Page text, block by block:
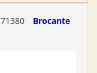
71380
Brocante